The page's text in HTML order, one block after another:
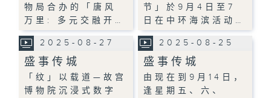
物局合办的「唐风
万里: 多元交融开…
节」於9月4日至7
日在中环海滨活动…
2025-08-27
盛事传城
「纹」以载道—故宫
博物院沉浸式数字
2025-08-25
盛事传城
由现在到9月14日，
逢星期五、六、